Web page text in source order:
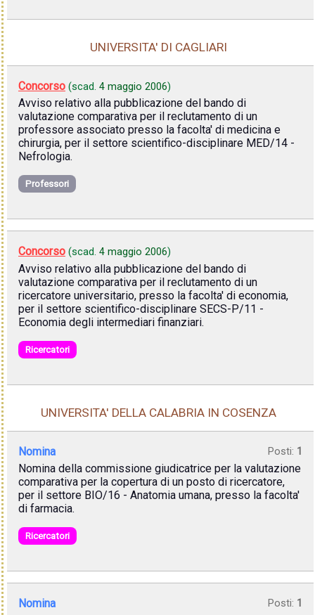
UNIVERSITA' DI CAGLIARI
Concorso (scad. 4 maggio 2006)
Avviso relativo alla pubblicazione del bando di
valutazione comparativa per il reclutamento di un
professore associato presso la facolta' di medicina e
chirurgia, per il settore scientifico-disciplinare MED/14 -
Nefrologia.
Professori
Concorso (scad. 4 maggio 2006)
Avviso relativo alla pubblicazione del bando di
valutazione comparativa per il reclutamento di un
ricercatore universitario, presso la facolta' di economia,
per il settore scientifico-disciplinare SECS-P/11 -
Economia degli intermediari finanziari.
Ricercatori
UNIVERSITA' DELLA CALABRIA IN COSENZA
Nomina Posti: 1
Nomina della commissione giudicatrice per la valutazione
comparativa per la copertura di un posto di ricercatore,
per il settore BIO/16 - Anatomia umana, presso la facolta'
di farmacia.
Ricercatori
Nomina Posti: 1